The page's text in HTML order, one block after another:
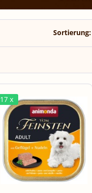
Sortierung:
17 x